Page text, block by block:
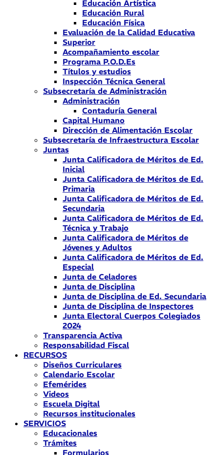
Educación Artística
Educación Rural
Educación Física
Evaluación de la Calidad Educativa
Superior
Acompañamiento escolar
Programa P.O.D.Es
Títulos y estudios
Inspección Técnica General
Subsecretaría de Administración
Administración
Contaduría General
Capital Humano
Dirección de Alimentación Escolar
Subsecretaría de Infraestructura Escolar
Juntas
Junta Calificadora de Méritos de Ed.
Inicial
Junta Calificadora de Méritos de Ed.
Primaria
Junta Calificadora de Méritos de Ed.
Secundaria
Junta Calificadora de Méritos de Ed.
Técnica y Trabajo
Junta Calificadora de Méritos de
Jóvenes y Adultos
Junta Calificadora de Méritos de Ed.
Especial
Junta de Celadores
Junta de Disciplina
Junta de Disciplina de Ed. Secundaria
Junta de Disciplina de Inspectores
Junta Electoral Cuerpos Colegiados
2024
Transparencia Activa
Responsabilidad Fiscal
RECURSOS
Diseños Curriculares
Calendario Escolar
Efemérides
Videos
Escuela Digital
Recursos institucionales
SERVICIOS
Educacionales
Trámites
Formularios